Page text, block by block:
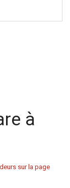
à
sur la page